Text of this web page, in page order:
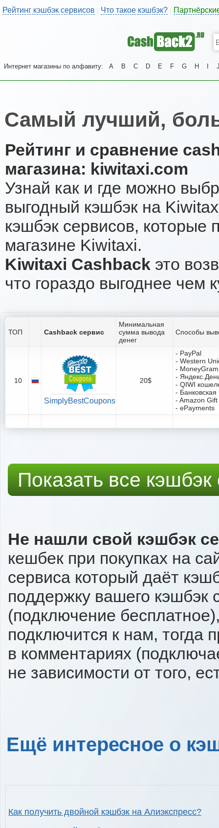
Рейтинг кэшбэк сервисов | Что такое кэшбэк?
Интернет магазины по алфавиту: A B C D E F G H
Самый лучший,
Рейтинг и сравнение
магазина: kiwitaxi.com
Узнай как и где можно
выгодный кэшбэк на
кэшбэк сервисов, которые
магазине Kiwitaxi.
Kiwitaxi Cashback это
что гораздо выгоднее чем
ТОП Cashback сервис
Минимальная
сумма вывода
денег
Способы
10
SimplyBestCoupons
20$
- PayPal
- Western
- MoneyGram
-
- QIWI
-
- Amazon
- ePayments
Показать все
Не нашли свой кэшбэк
кешбек при покупках на
сервиса который даёт
поддержку вашего кэшбэк
(подключение
подключится к нам, тогда
в комментариях
не зависимости от того,
Ещё интересное о
Как получить двойной кэшбэк на Алиэкспресс?